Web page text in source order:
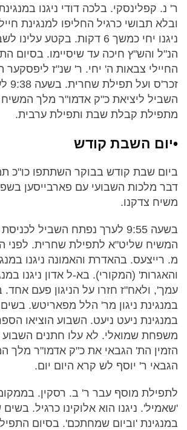
ר' נ. קפלינסקי. בלכה דודי ניגנו
ובלא תבושי כרגיל החליפו למנגינת
ניגנו יחי כמשך 6 דקות. בקטע
הנ"ל והש"ץ חיכה עד שיסיימו. בסיום
החיילי צבאות ה' יחי. ר' שנ"ז ליפסקער
השביל ליציאת כ"ק אדמו"ר מלך
מתפילת קבלת שבת ותפילת ערבית.
•יום השבת קודש
ביום שבת קודש בבוקר השתתפו כו"כ
דבר מלכות השבועי עם פארבייסען
משיח צדקנו.
בשעה 9:55 לערך נפתח השביל
המשיח שליט"א לתפילת שחרית. לפני
מ. רייצעס. בהאדרת והאמונה ניגנו
והאגרות' (המקורי). בא-ל אדון ניגנו
עמך', ולאח"ז חזרו על הניגון פעם אחד.
במנגינת ניגון מר' הלל מפאריטש. בשים
במנגינת ניעט ניעט. השבוע הוציאו
משפחת שמואלי. לא עלו חתנים
הזמין הת' הגבאי את כ"ק אדמו"ר מלך
הגבאי ר' יוסף לש קרא היום יום.
לתפילת מוסף עבר ר' ב. רסקין. בממקומו
'שאמיל'. ניגנו הוא אלוקינו כרגיל. בשים
במנגינת 'וביום שמחתכם'. בסיום